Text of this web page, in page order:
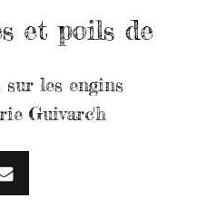
et poils de
sur les engins
Guivarc'h